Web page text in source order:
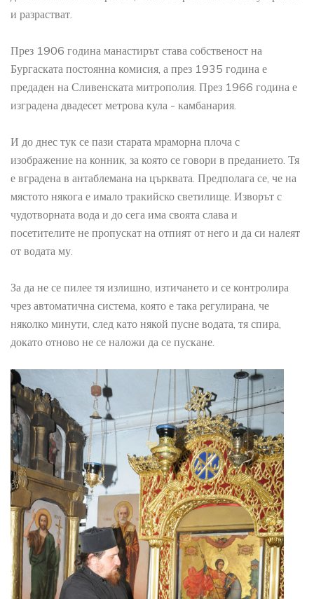
и разрастват.
През 1906 година манастирът става собственост на
Бургаската постоянна комисия, а през 1935 година е
предаден на Сливенската митрополия. През 1966 година е
изградена двадесет метрова кула - камбанария.
И до днес тук се пази старата мраморна плоча с
изображение на конник, за която се говори в преданието. Тя
е вградена в антаблемана на църквата. Предполага се, че на
мястото някога е имало тракийско светилище. Изворът с
чудотворната вода и до сега има своята слава и
посетителите не пропускат на отпият от него и да си налеят
от водата му.
За да не се пилее тя излишно, изтичането и се контролира
чрез автоматична система, която е така регулирана, че
няколко минути, след като някой пусне водата, тя спира,
докато отново не се наложи да се пускане.